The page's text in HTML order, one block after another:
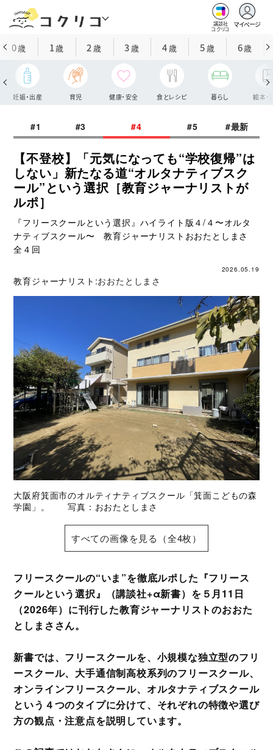
講談社
コクリコ
マイページ
0歳 1歳 2 歳 3歳 4歳 5歳 6歳
妊娠・出産 育児 健康・安全 食とレシピ 暮らし 絵本・
#1 #3 #4 #5 #最新
【不登校】「元気になっても“学校復帰”は
しない」新たなる道“オルタナティブスク
ール”という選択［教育ジャーナリストが
ルポ］
『フリースクールという選択』ハイライト版４/４〜オルタ
ナティブスクール〜 教育ジャーナリストおおたとしまさ
全４回
2026.05.19
教育ジャーナリスト:おおたとしまさ
大阪府箕面市のオルティナティブスクール「箕面こどもの森
学園」。 写真：おおたとしまさ
すべての画像を見る（全4枚）
フリースクールの“いま”を徹底ルポした『フリース
クールという選択』（講談社+α新書）を５月11日
（2026年）に刊行した教育ジャーナリストのおおた
としまささん。
新書では、フリースクールを、小規模な独立型のフリ
ースクール、大手通信制高校系列のフリースクール、
オンラインフリースクール、オルタナティブスクール
という４つのタイプに分けて、それぞれの特徴や選び
方の観点・注意点を説明しています。